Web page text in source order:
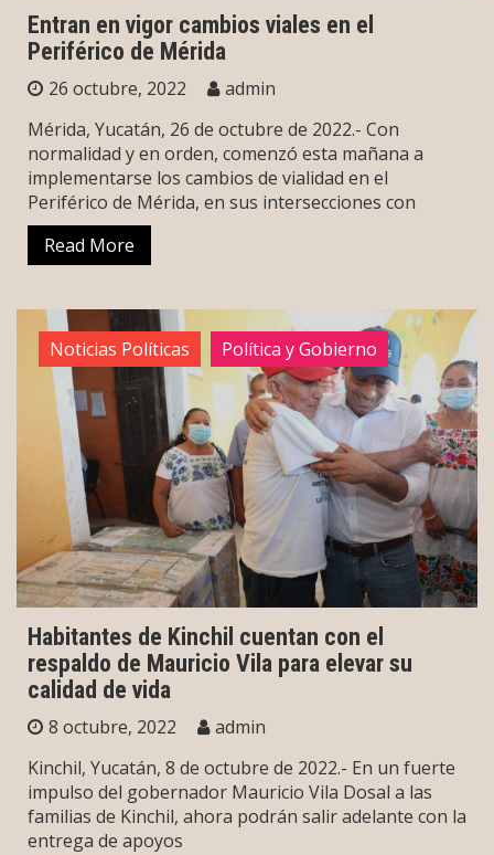
Entran en vigor cambios viales en el
Periférico de Mérida
26 octubre, 2022
admin
Mérida, Yucatán, 26 de octubre de 2022.- Con
normalidad y en orden, comenzó esta mañana a
implementarse los cambios de vialidad en el
Periférico de Mérida, en sus intersecciones con
Read More
Noticias Políticas Política y Gobierno
Habitantes de Kinchil cuentan con el
respaldo de Mauricio Vila para elevar su
calidad de vida
8 octubre, 2022
admin
Kinchil, Yucatán, 8 de octubre de 2022.- En un fuerte
impulso del gobernador Mauricio Vila Dosal a las
familias de Kinchil, ahora podrán salir adelante con la
entrega de apoyos